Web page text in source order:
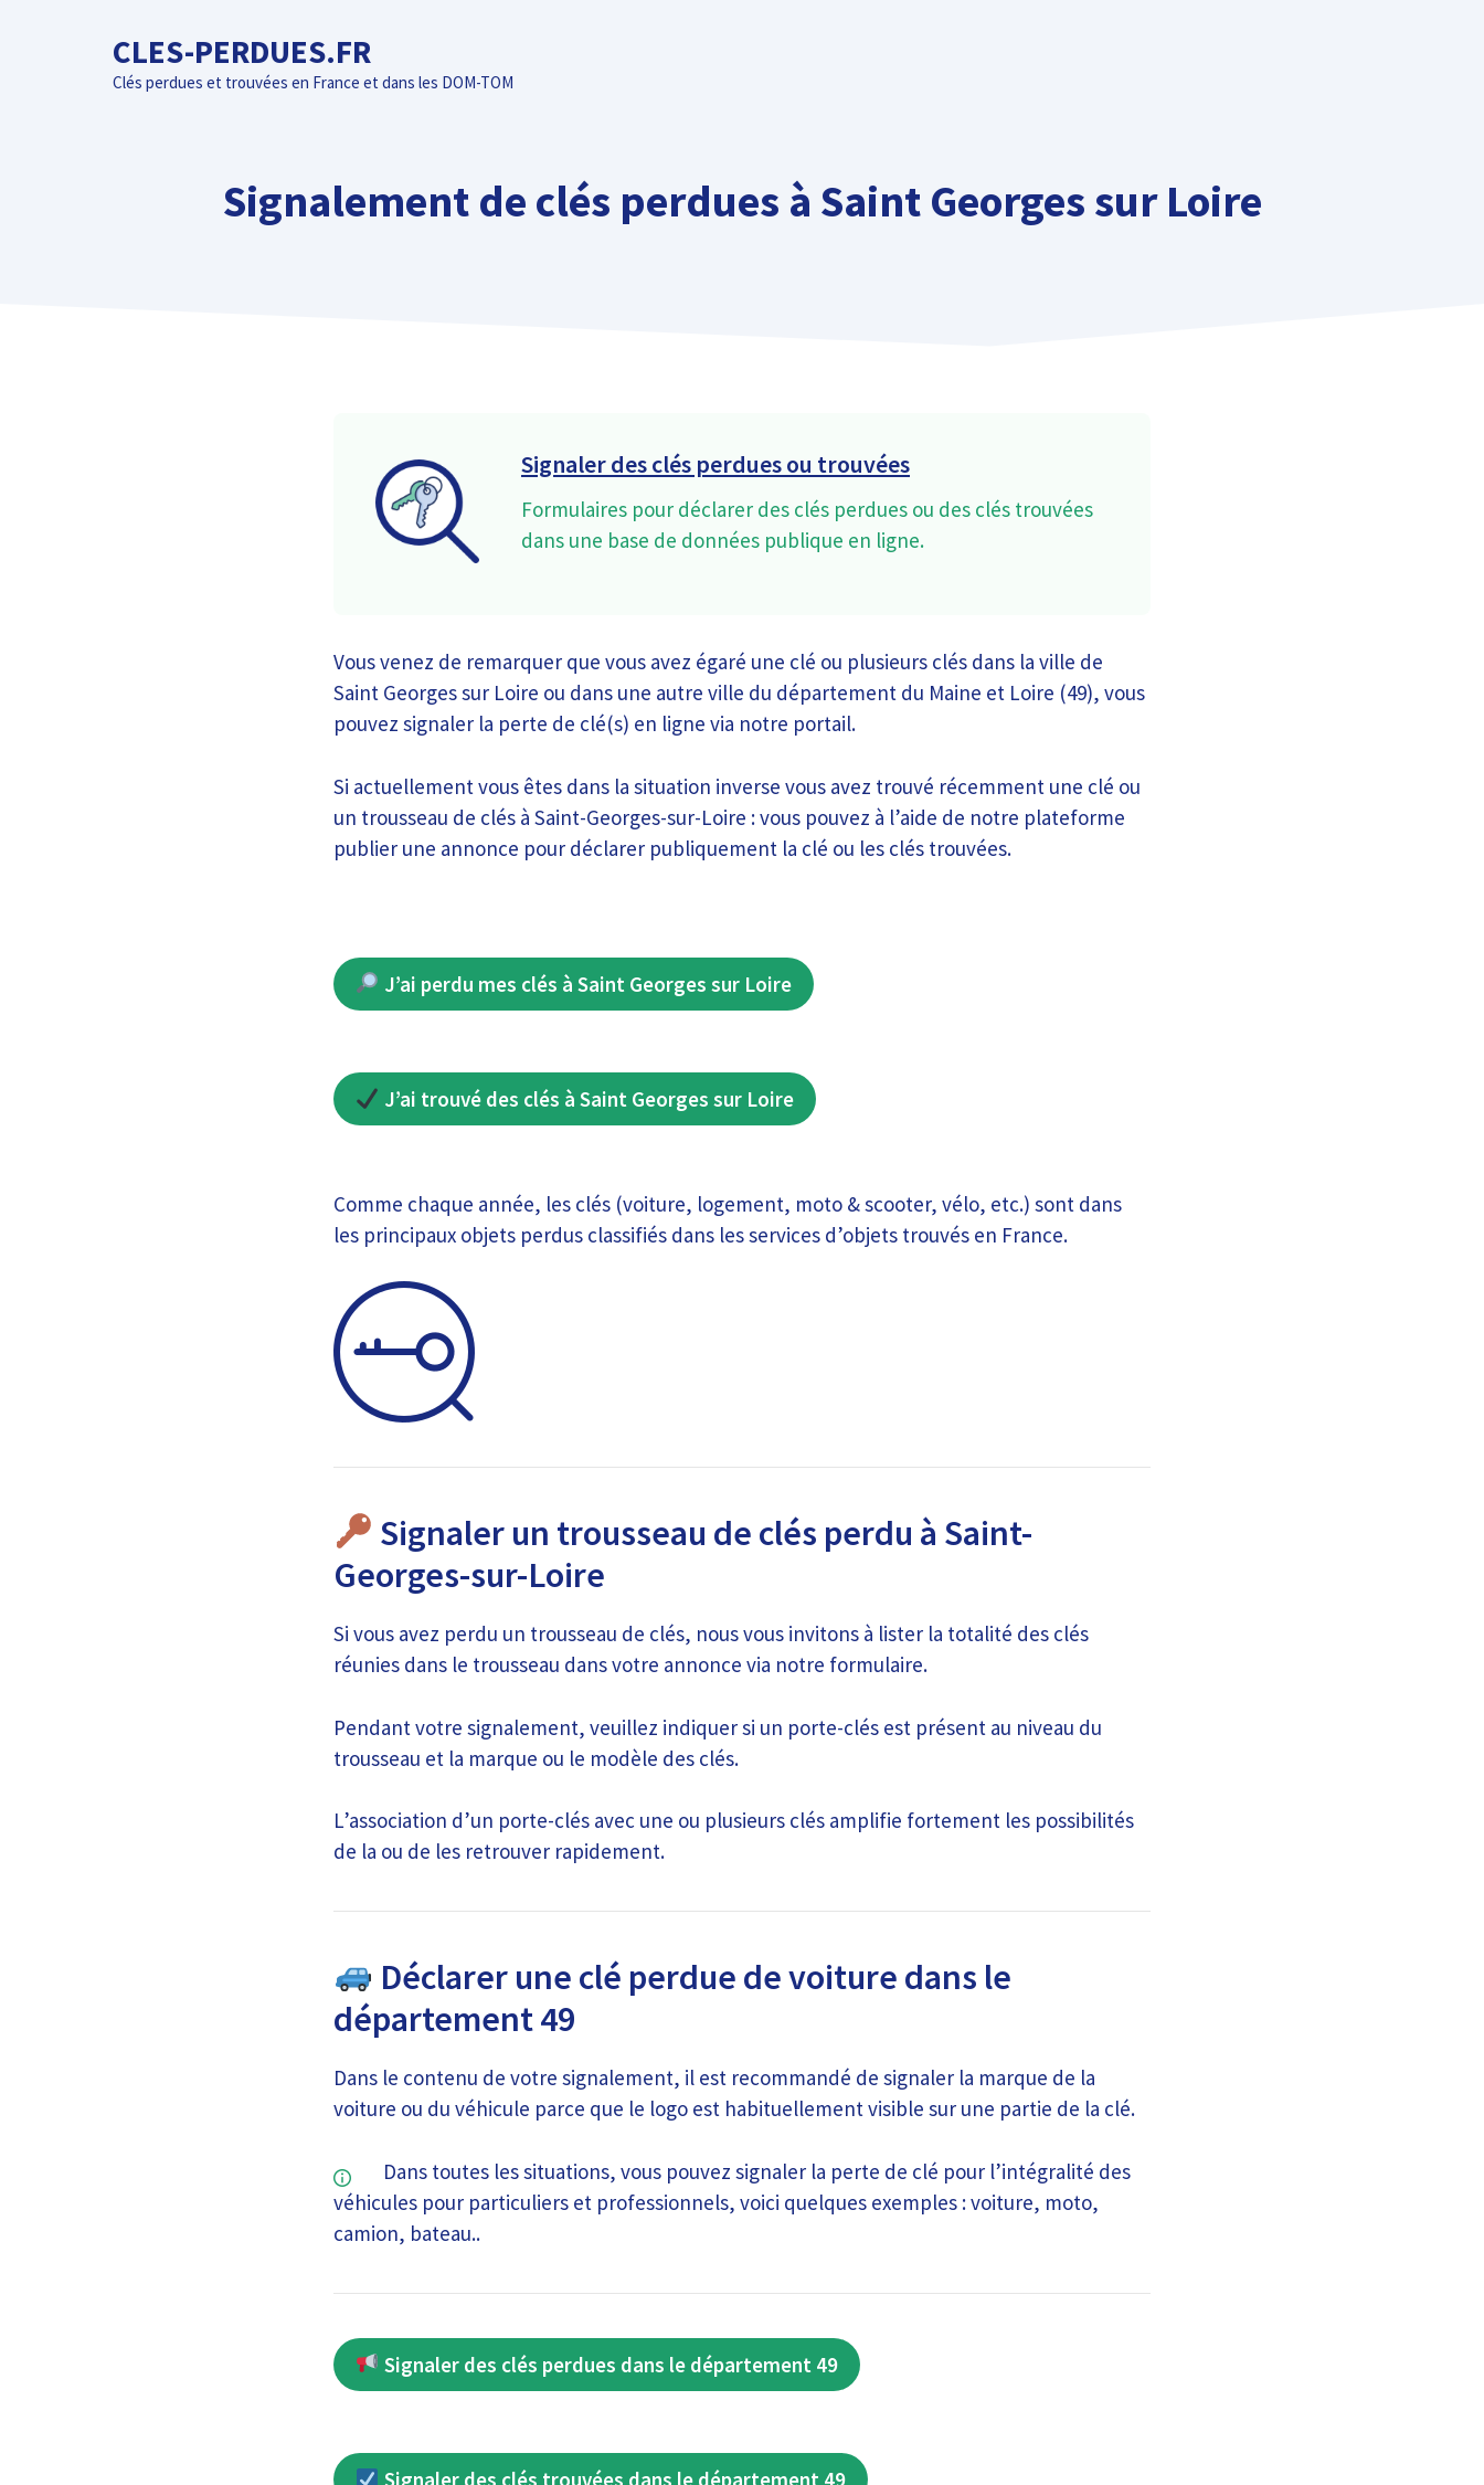
CLES-PERDUES.FR
Clés perdues et trouvées en France et dans les DOM-TOM
Signalement de clés perdues à Saint Georges sur Loire
Signaler des clés perdues ou trouvées
Formulaires pour déclarer des clés perdues ou des clés trouvées
dans une base de données publique en ligne.
Vous venez de remarquer que vous avez égaré une clé ou plusieurs clés dans la ville de
Saint Georges sur Loire ou dans une autre ville du département du Maine et Loire (49), vous
pouvez signaler la perte de clé(s) en ligne via notre portail.
Si actuellement vous êtes dans la situation inverse vous avez trouvé récemment une clé ou
un trousseau de clés à Saint-Georges-sur-Loire : vous pouvez à l’aide de notre plateforme
publier une annonce pour déclarer publiquement la clé ou les clés trouvées.
J’ai perdu mes clés à Saint Georges sur Loire
J’ai trouvé des clés à Saint Georges sur Loire
Comme chaque année, les clés (voiture, logement, moto & scooter, vélo, etc.) sont dans
les principaux objets perdus classifiés dans les services d’objets trouvés en France.
Signaler un trousseau de clés perdu à Saint-
Georges-sur-Loire
Si vous avez perdu un trousseau de clés, nous vous invitons à lister la totalité des clés
réunies dans le trousseau dans votre annonce via notre formulaire.
Pendant votre signalement, veuillez indiquer si un porte-clés est présent au niveau du
trousseau et la marque ou le modèle des clés.
L’association d’un porte-clés avec une ou plusieurs clés amplifie fortement les possibilités
de la ou de les retrouver rapidement.
Déclarer une clé perdue de voiture dans le
département 49
Dans le contenu de votre signalement, il est recommandé de signaler la marque de la
voiture ou du véhicule parce que le logo est habituellement visible sur une partie de la clé.
Dans toutes les situations, vous pouvez signaler la perte de clé pour l’intégralité des
véhicules pour particuliers et professionnels, voici quelques exemples : voiture, moto,
camion, bateau..
Signaler des clés perdues dans le département 49
Signaler des clés trouvées dans le département 49